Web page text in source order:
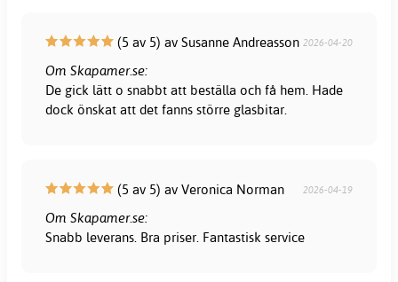
(5 av 5) av Susanne Andreasson 2026-04-20
Om Skapamer.se:
De gick lätt o snabbt att beställa och få hem. Hade
dock önskat att det fanns större glasbitar.
(5 av 5) av Veronica Norman 2026-04-19
Om Skapamer.se:
Snabb leverans. Bra priser. Fantastisk service